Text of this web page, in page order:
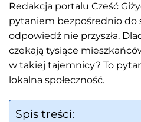
Redakcja portalu Cześć
pytaniem bezpośrednio do
odpowiedź nie przyszła.
czekają tysiące
w takiej tajemnicy? To
lokalna społeczność.
Spis treści: